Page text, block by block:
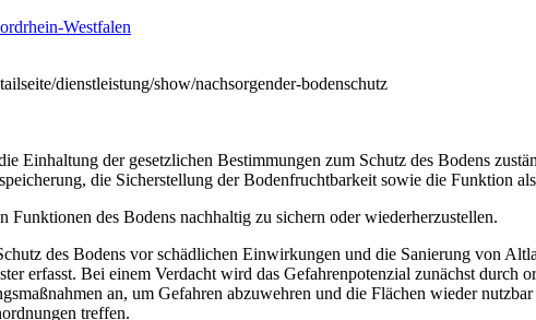
Westfalen
dienstleistung/show/nachsorgender-bodenschutz
Einhaltung der gesetzlichen Bestimmungen zum Schutz des Bodens
die Sicherstellung der Bodenfruchtbarkeit sowie die Funktion
Funktionen des Bodens nachhaltig zu sichern oder wiederherzustellen.
des Bodens vor schädlichen Einwirkungen und die Sanierung von
erfasst. Bei einem Verdacht wird das Gefahrenpotenzial zunächst durch
an, um Gefahren abzuwehren und die Flächen wieder
treffen.